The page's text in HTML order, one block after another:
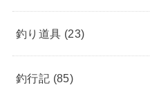
釣り道具 (23)
釣行記 (85)